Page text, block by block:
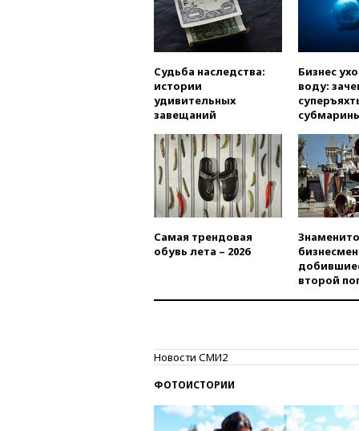
Судьба наследства:
истории
удивительных
завещаний
Бизнес
воду:
Самая трендовая
обувь лета – 2026
второй
Новости СМИ2
ФОТОИСТОРИИ